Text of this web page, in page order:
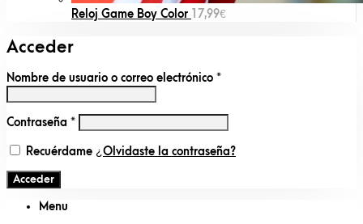
Reloj Game Boy Color 17,99€
Acceder
Nombre de usuario o correo electrónico *
Contraseña *
Recuérdame ¿Olvidaste la contraseña?
Acceder
Menu